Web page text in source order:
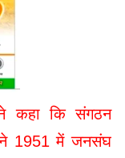
ने कहा कि संगठन
ने 1951 में जनसंघ